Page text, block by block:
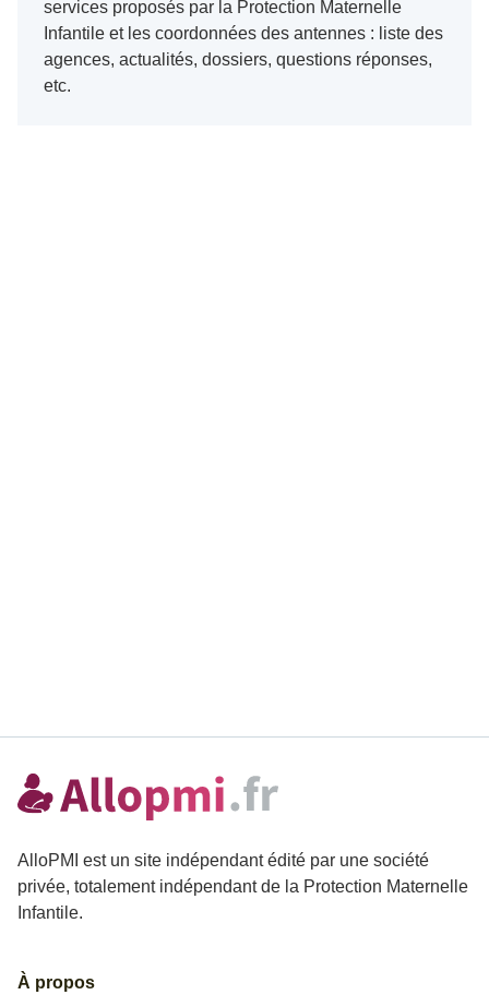
services proposés par la Protection Maternelle
Infantile et les coordonnées des antennes : liste des
agences, actualités, dossiers, questions réponses,
etc.
AlloPMI est un site indépendant édité par une société
privée, totalement indépendant de la Protection Maternelle
Infantile.
À propos